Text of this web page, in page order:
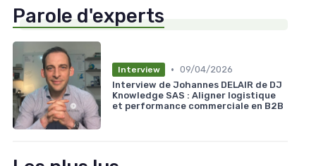
Parole d'experts
Interview • 09/04/2026
Interview de Johannes DELAIR de DJ
Knowledge SAS : Aligner logistique
et performance commerciale en B2B